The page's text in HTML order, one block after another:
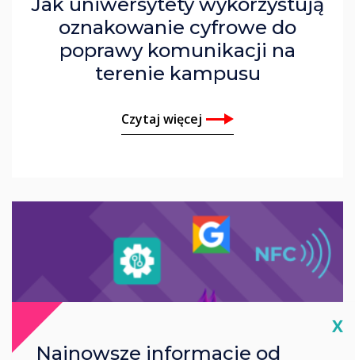
oznakowanie cyfrowe do
poprawy komunikacji na
terenie kampusu
Czytaj więcej
X
Najnowsze informacje od